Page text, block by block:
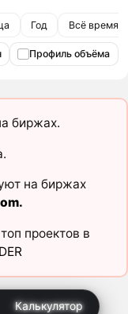
Год Всё время
Профиль объёма
биржах.
на биржах
.
проектов в
Калькулятор